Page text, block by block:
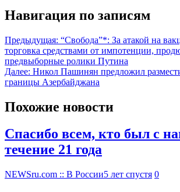
Навигация по записям
Предыдущая: “Свобода”*: За атакой на
торговка средствами от импотенции,
предвыборные ролики Путина
Далее: Никол Пашинян предложил
границы Азербайджана
Похожие новости
Спасибо всем, кто был с
течение 21 года
NEWSru.com :: В России5 лет спустя 0